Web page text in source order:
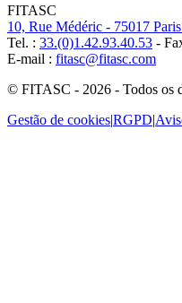
FITASC
10, Rue Médéric - 75017
Tel. : 33.(0)1.42.93.40.53 -
E-mail : fitasc@fitasc.com
© FITASC - 2026 - Todos os
Gestão de cookies|RGPD|